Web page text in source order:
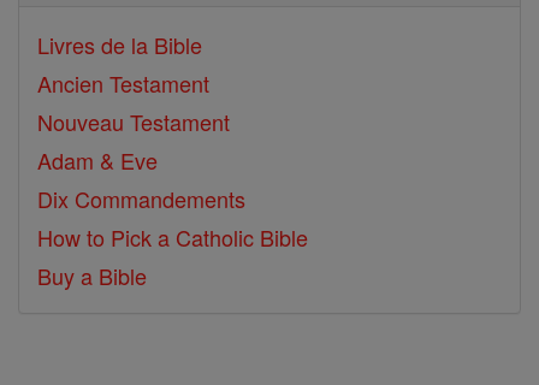
Livres de la Bible
Ancien Testament
Nouveau Testament
Adam & Eve
Dix Commandements
How to Pick a Catholic Bible
Buy a Bible